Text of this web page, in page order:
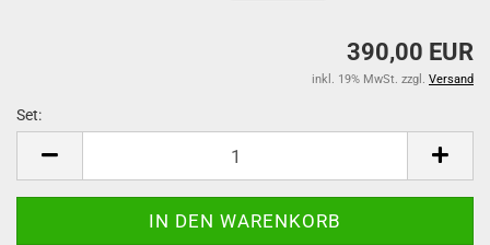
390,00 EUR
inkl. 19% MwSt. zzgl. Versand
Set: